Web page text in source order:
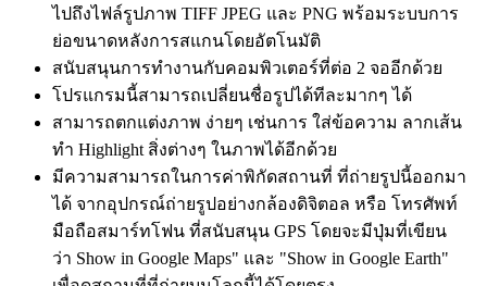
ไปถึงไฟล์รูปภาพ TIFF JPEG และ PNG พร้อมระบบการ
ย่อขนาดหลังการสแกนโดยอัตโนมัติ
สนับสนุนการทำงานกับคอมพิวเตอร์ที่ต่อ 2 จออีกด้วย
โปรแกรมนี้สามารถเปลี่ยนชื่อรูปได้ทีละมากๆ ได้
สามารถตกแต่งภาพ ง่ายๆ เช่นการ ใส่ข้อความ ลากเส้น
ทำ Highlight สิ่งต่างๆ ในภาพได้อีกด้วย
มีความสามารถในการค่าพิกัดสถานที่ ที่ถ่ายรูปนี้ออกมา
ได้ จากอุปกรณ์ถ่ายรูปอย่างกล้องดิจิตอล หรือ โทรศัพท์
มือถือสมาร์ทโฟน ที่สนับสนุน GPS โดยจะมีปุ่มที่เขียน
ว่า Show in Google Maps" และ "Show in Google Earth"